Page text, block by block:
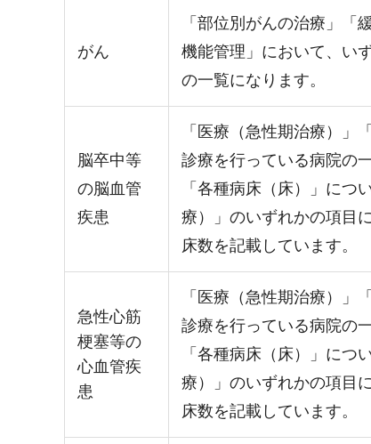
がん
「部位別がんの治療」「
機能管理」において、い
の一覧になります。
脳卒中等
の脳血管
疾患
「医療（急性期治療）」
診療を行っている病院の
「各種病床（床）」につ
療）」のいずれかの項目
床数を記載しています。
急性心筋
梗塞等の
心血管疾
患
「医療（急性期治療）」
診療を行っている病院の
「各種病床（床）」につ
療）」のいずれかの項目
床数を記載しています。